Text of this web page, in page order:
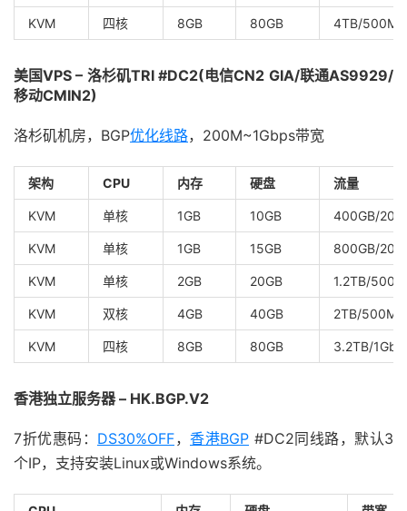
KVM 四核 8GB 80GB 4TB/
美国VPS – 洛杉矶TRI #DC2(电信CN2 GIA/联通AS9929/
移动CMIN2)
洛杉矶机房，BGP优化线路，200M~1Gbps带宽
架构 CPU 内存 硬盘 流量
KVM 单核 1GB 10GB 400GB/
KVM 单核 1GB 15GB 800GB/
KVM 单核 2GB 20GB 1.2TB/
KVM 双核 4GB 40GB 2TB/
KVM 四核 8GB 80GB 3.2TB/
香港独立服务器 – HK.BGP.V2
7折优惠码： DS30%OFF， 香港BGP #DC2同线路，默认3
个IP，支持安装Linux或Windows系统。